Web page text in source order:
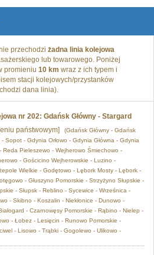
przechodzi żadna linia kolejowa
lub towarowego. Poniżej
promieniu 10 km wraz z ich typem i
stacji kolejowych/przystanków
dana linia).
nr 202: Gdańsk Główny - Stargard
państwowym]
(Gdańsk Główny - Gdańsk
Sopot - Gdynia Orłowo - Gdynia Główna - Gdynia
Reda Pieleszewo - Wejherowo Śmiechowo -
- Gościcino Wejherowskie - Luzino -
Wielkie - Godętowo - Lębork Mosty - Lębork -
- Głuszyno Pomorskie - Strzyżyno Słupskie -
- Słupsk - Reblino - Sycewice - Wrześnica -
- Skibno - Koszalin - Niekłonice - Dunowo -
- Czarnowęsy Pomorskie - Rąbino - Nielep -
- Łobez - Lesięcin - Runowo Pomorskie -
- Lisowo - Trąbki - Gogolewo - Ulikowo -